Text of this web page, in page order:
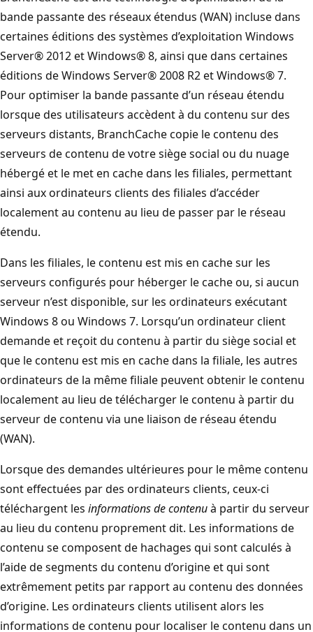
bande passante des réseaux étendus (WAN) incluse dans
certaines éditions des systèmes d’exploitation Windows
Server® 2012 et Windows® 8, ainsi que dans certaines
éditions de Windows Server® 2008 R2 et Windows® 7.
Pour optimiser la bande passante d’un réseau étendu
lorsque des utilisateurs accèdent à du contenu sur des
serveurs distants, BranchCache copie le contenu des
serveurs de contenu de votre siège social ou du nuage
hébergé et le met en cache dans les filiales, permettant
ainsi aux ordinateurs clients des filiales d’accéder
localement au contenu au lieu de passer par le réseau
étendu.
Dans les filiales, le contenu est mis en cache sur les
serveurs configurés pour héberger le cache ou, si aucun
serveur n’est disponible, sur les ordinateurs exécutant
Windows 8 ou Windows 7. Lorsqu’un ordinateur client
demande et reçoit du contenu à partir du siège social et
que le contenu est mis en cache dans la filiale, les autres
ordinateurs de la même filiale peuvent obtenir le contenu
localement au lieu de télécharger le contenu à partir du
serveur de contenu via une liaison de réseau étendu
(WAN).
Lorsque des demandes ultérieures pour le même contenu
sont effectuées par des ordinateurs clients, ceux-ci
téléchargent les informations de contenuà partir du serveur
au lieu du contenu proprement dit. Les informations de
contenu se composent de hachages qui sont calculés à
l’aide de segments du contenu d’origine et qui sont
extrêmement petits par rapport au contenu des données
d’origine. Les ordinateurs clients utilisent alors les
informations de contenu pour localiser le contenu dans un